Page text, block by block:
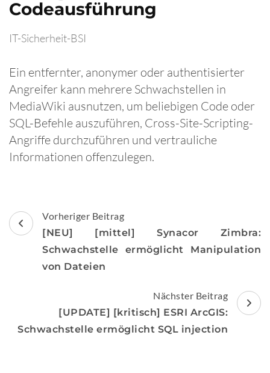
Codeausführung
IT-Sicherheit-BSI
Ein entfernter, anonymer oder authentisierter
Angreifer kann mehrere Schwachstellen in
MediaWiki ausnutzen, um beliebigen Code oder
SQL-Befehle auszuführen, Cross-Site-Scripting-
Angriffe durchzuführen und vertrauliche
Informationen offenzulegen.
Beitragsnavigation
Vorheriger Beitrag
[NEU] [mittel] Synacor Zimbra:
Schwachstelle ermöglicht Manipulation
von Dateien
Nächster Beitrag
[UPDATE] [kritisch] ESRI ArcGIS:
Schwachstelle ermöglicht SQL injection